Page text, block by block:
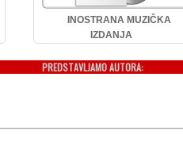
INOSTRANA MUZIČKA
IZDANJA
PREDSTAVLJAMO AUTORA: